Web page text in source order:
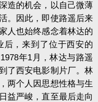
造的机会，以自己微薄
。因此，即使路遥后来
人也始终感念着林达的
后，来到了位于西安的
1978年1 月，林达与路遥
了西安电影制片厂。林
两个人因思想性格与生
益严峻，直至最后走向